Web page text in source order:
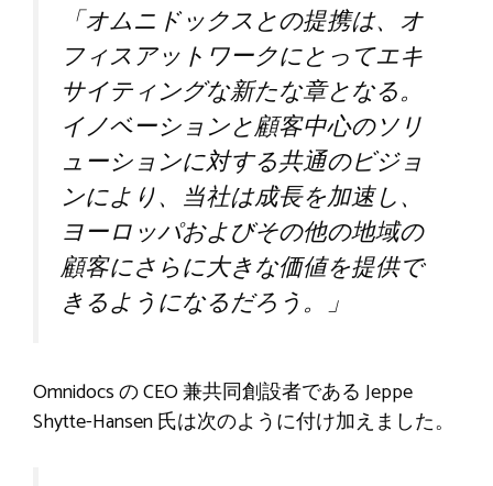
「オムニドックスとの提携は、オ
フィスアットワークにとってエキ
サイティングな新たな章となる。
イノベーションと顧客中心のソリ
ューションに対する共通のビジョ
ンにより、当社は成長を加速し、
ヨーロッパおよびその他の地域の
顧客にさらに大きな価値を提供で
きるようになるだろう。」
Omnidocs の CEO 兼共同創設者である Jeppe
Shytte-Hansen 氏は次のように付け加えました。